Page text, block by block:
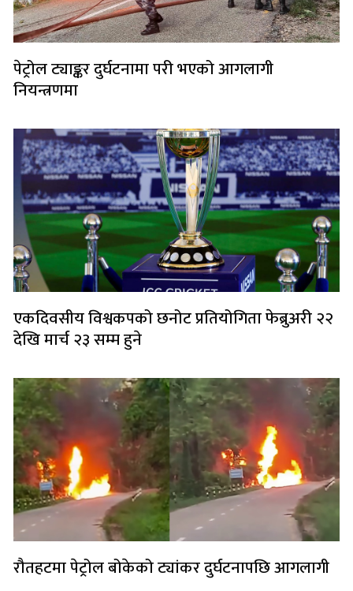
पेट्रोल ट्याङ्कर दुर्घटनामा परी भएको आगलागी
नियन्त्रणमा
एकदिवसीय विश्वकपको छनोट प्रतियोगिता फेब्रुअरी २२
देखि मार्च २३ सम्म हुने
रौतहटमा पेट्रोल बोकेको ट्यांकर दुर्घटनापछि आगलागी